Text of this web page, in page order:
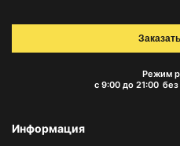
Режим
с 9:00 до 21:00
Информация